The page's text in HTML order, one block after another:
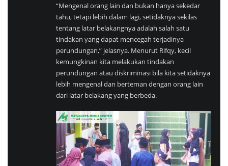
“Mengenal orang lain dan bukan hanya sekedar
tahu, tetapi lebih dalam lagi, setidaknya sekilas
tentang latar belakangnya adalah salah satu
tindakan yang dapat mencegah terjadinya
perundungan,” jelasnya. Menurut Rifqy, kecil
kemungkinan kita melakukan tindakan
perundungan atau diskriminasi bila kita setidaknya
lebih mengenal dan berteman dengan orang lain
dari latar belakang yang berbeda.